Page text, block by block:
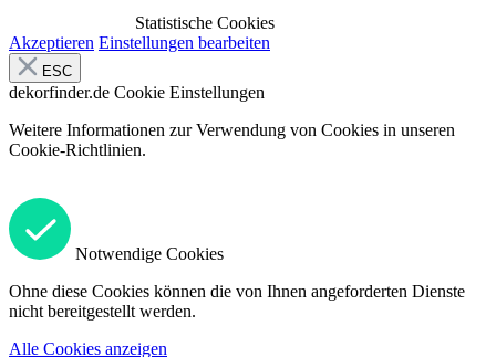
Statistische Cookies
Akzeptieren Einstellungen bearbeiten
ESC
dekorfinder.de Cookie Einstellungen
Weitere Informationen zur Verwendung von Cookies in unseren
Cookie-Richtlinien.
Notwendige Cookies
Ohne diese Cookies können die von Ihnen angeforderten Dienste
nicht bereitgestellt werden.
Alle Cookies anzeigen